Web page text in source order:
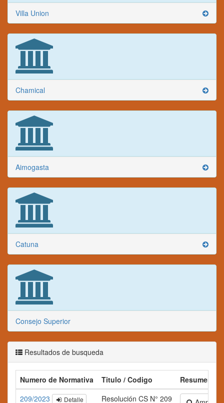
Villa Union
Chamical
Aimogasta
Catuna
Consejo Superior
Resultados de busqueda
Numero de Normativa Titulo / Codigo
Resumen
209/2023
Detalle Resolución CS N° 209